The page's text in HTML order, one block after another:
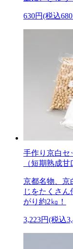
630円(税込
手作り京白セ
（短期熟成甘
京都名物、京
じをたくさ
がり約2㎏！
3,223円(税込